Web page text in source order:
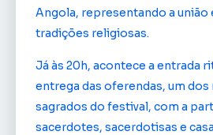
Angola, representando a
tradições religiosas.
Já às 20h, acontece a entrada
entrega das oferendas, um
sagrados do festival, com a
sacerdotes, sacerdotisas e